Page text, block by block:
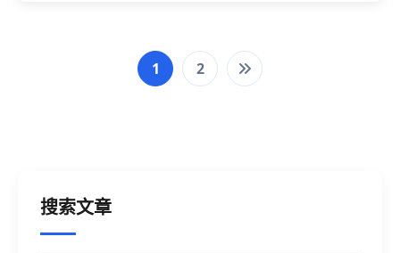
行文件的批量整理。
1 2
搜索文章